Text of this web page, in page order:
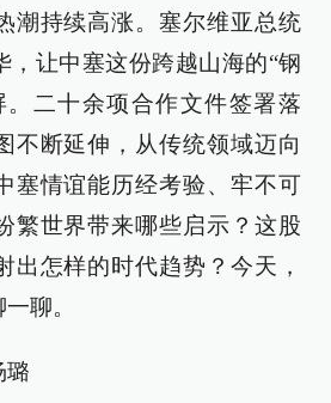
潮持续高涨。塞尔维亚总统
，让中塞这份跨越山海的“钢
。二十余项合作文件签署落
不断延伸，从传统领域迈向
塞情谊能历经考验、牢不可
繁世界带来哪些启示？这股
出怎样的时代趋势？今天，
聊。
璐